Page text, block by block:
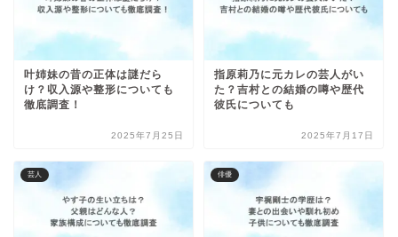
叶姉妹の昔の正体は謎だら
け？収入源や整形についても
徹底調査！
2025年7月25日
指原莉乃に元カレの芸人がい
た？吉村との結婚の噂や歴代
彼氏についても
2025年7月17日
芸人 俳優